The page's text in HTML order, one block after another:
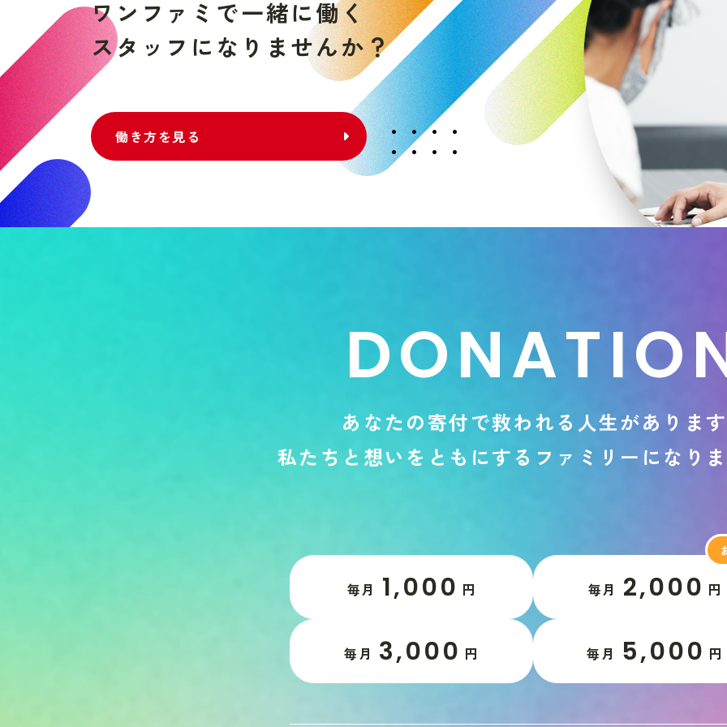
ワ ン フ ァ ミ で一緒に働く
スタ ッ フ に な り ませんか？
働き方を見る
DONATIO
あ なたの寄付で救われる 人生があ り ま す
私た ち と 想いを と も にする フ ァ ミ リ ー に な り ま
毎月 1,000 円 毎月 2,000 円
毎月 3,000 円 毎月 5,000 円